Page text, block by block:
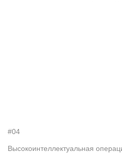
#04
Высокоинтеллектуальная